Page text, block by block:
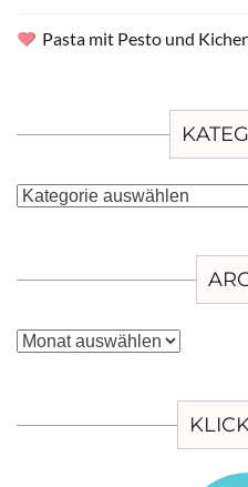
Pasta mit Pesto und
Kategorien
Archiv